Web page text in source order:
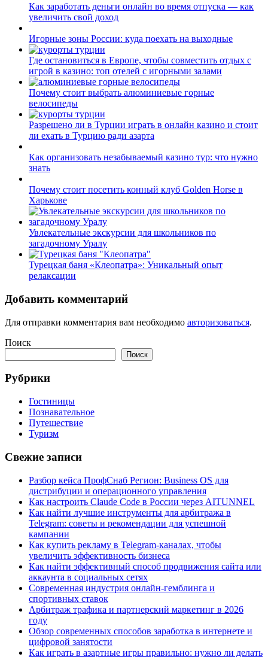
Как заработать деньги онлайн во время отпуска — как
увеличить свой доход
Игорные зоны России: куда поехать на выходные
Где остановиться в Европе, чтобы совместить отдых с
игрой в казино: топ отелей с игорными залами
Почему стоит выбрать алюминиевые горные
велосипеды
Разрешено ли в Турции играть в онлайн казино и стоит
ли ехать в Турцию ради азарта
Как организовать незабываемый казино тур: что нужно
знать
Почему стоит посетить конный клуб Golden Horse в
Харькове
Увлекательные экскурсии для школьников по
загадочному Уралу
Турецкая баня «Клеопатра»: Уникальный опыт
релаксации
Добавить комментарий
Для отправки комментария вам необходимо авторизоваться.
Поиск
Поиск
Рубрики
Гостиницы
Познавательное
Путешествие
Туризм
Свежие записи
Разбор кейса ПрофСнаб Регион: Business OS для
дистрибуции и операционного управления
Как настроить Claude Code в России через AITUNNEL
Как найти лучшие инструменты для арбитража в
Telegram: советы и рекомендации для успешной
кампании
Как купить рекламу в Telegram-каналах, чтобы
увеличить эффективность бизнеса
Как найти эффективный способ продвижения сайта или
аккаунта в социальных сетях
Современная индустрия онлайн-гемблинга и
спортивных ставок
Арбитраж трафика и партнерский маркетинг в 2026
году
Обзор современных способов заработка в интернете и
цифровой занятости
Как играть в азартные игры правильно: нужно ли делать